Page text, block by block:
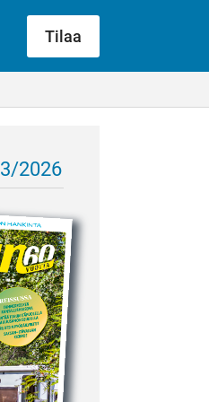
Tilaa
3/2026